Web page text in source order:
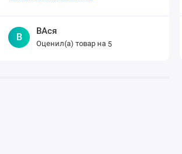
В
ВАся
Оценил(а) товар на 5